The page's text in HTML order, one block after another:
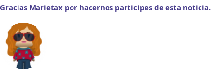
Gracias Marietax por hacernos participes de esta noticia.